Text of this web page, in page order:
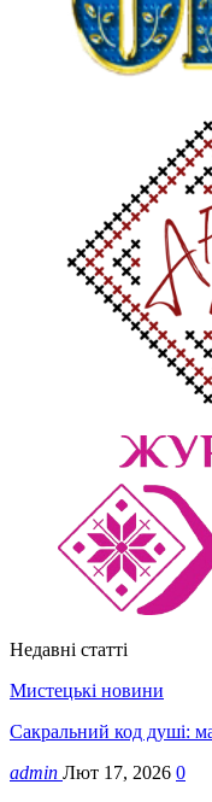
Недавні статті
Мистецькі новини
Сакральний код душі:
admin Лют 17, 2026 0